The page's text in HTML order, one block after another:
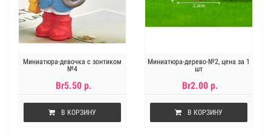
Миниатюра-девочка с зонтиком
№4
Br5.50 р.
В КОРЗИНУ
Миниатюра-дерево-№2, цена за 1
шт
Br2.00 р.
В КОРЗИНУ